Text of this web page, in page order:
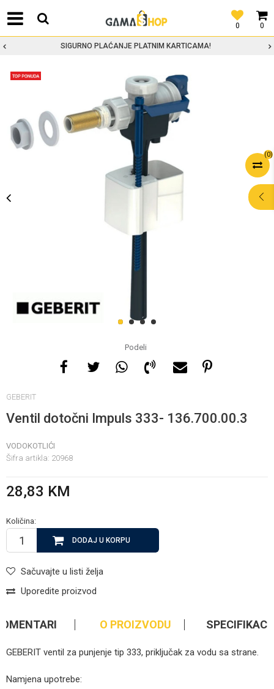
0
0
SIGURNO PLAĆANJE PLATNIM KARTICAMA!
(0)
1 2 3 4
Podeli
GEBERIT
Ventil dotočni Impuls 333- 136.700.00.3
VODOKOTLIĆI
Šifra artikla: 20968
28,83 KM
Količina:
DODAJ U KORPU
Sačuvajte u listi želja
Uporedite proizvod
i porudžbine
nedelje
O PROIZVODU
GEBERIT ventil za punjenje tip 333, priključak za vodu sa strane.
Namjena upotrebe: